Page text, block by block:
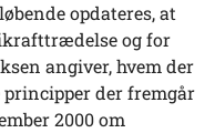
opdateres, at
og for
angiver, hvem der
der fremgår
2000 om